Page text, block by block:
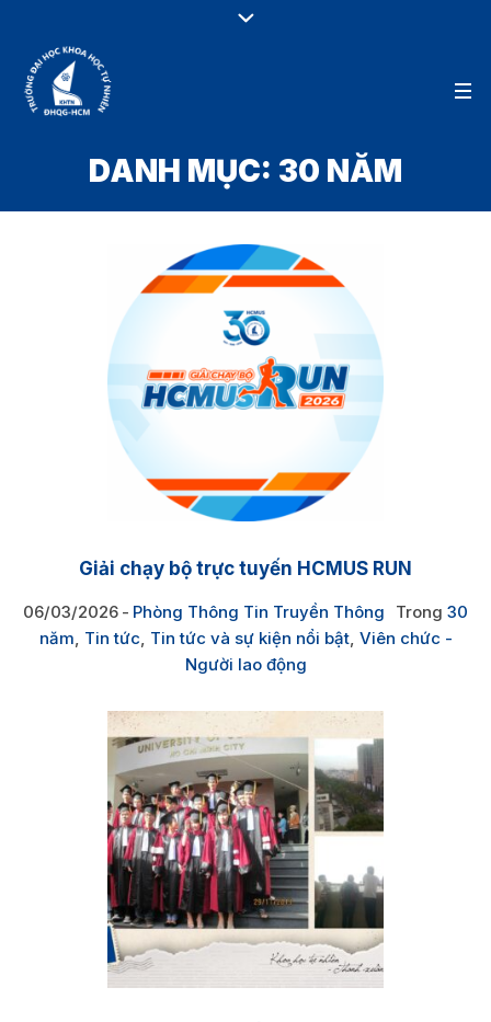
DANH MỤC: 30 NĂM
Giải chạy bộ trực tuyến HCMUS RUN
06/03/2026 Phòng Thông Tin Truyền Thông Trong 30
năm, Tin tức, Tin tức và sự kiện nổi bật, Viên chức -
Người lao động